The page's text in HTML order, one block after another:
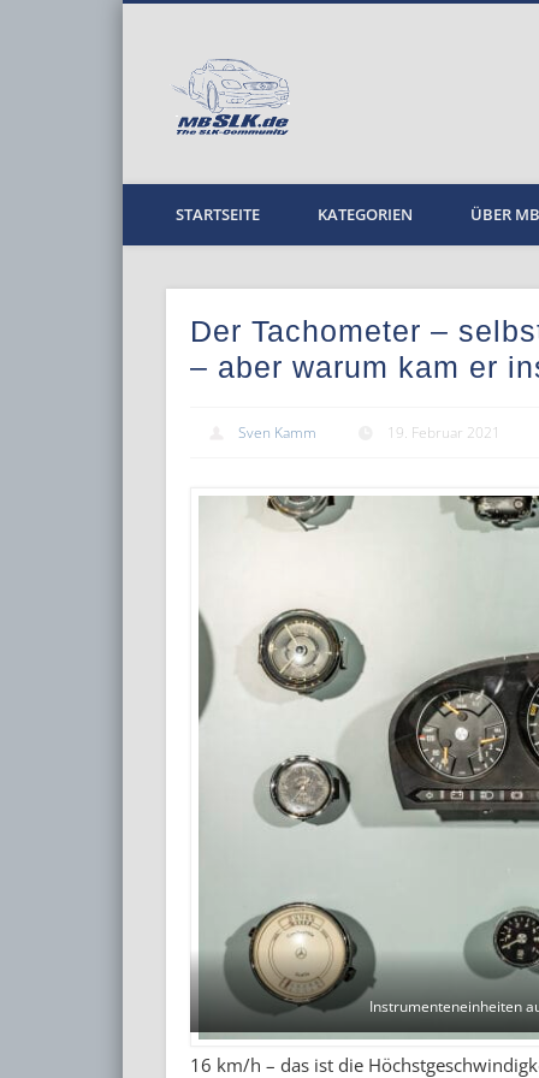
MBPKW
STARTSEITE KATEGORIEN ÜBER
Der Tachometer –
– aber warum kam er
Sven Kamm 19. Februar 2021
Instrumenteneinheiten
16 km/h – das ist die